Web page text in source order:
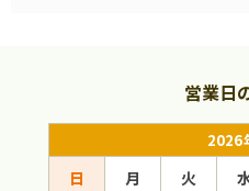
営業日
2026
日 月 火